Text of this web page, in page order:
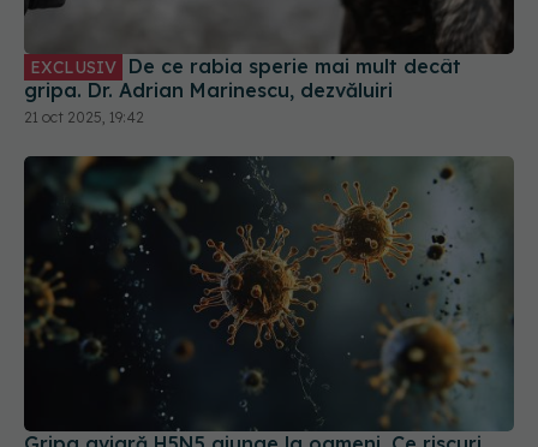
21 oct 2025, 19:42
Gripa aviară H5N5 ajunge la oameni. Ce riscuri
prezintă pentru populație